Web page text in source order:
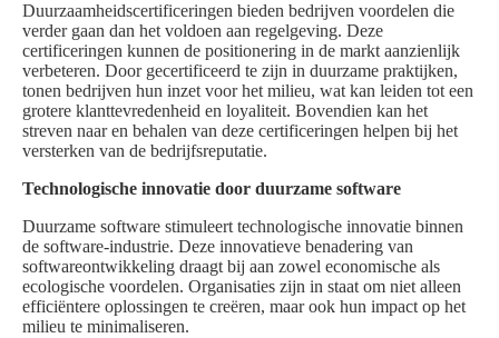
Duurzaamheidscertificeringen bieden bedrijven voordelen die
verder gaan dan het voldoen aan regelgeving. Deze
certificeringen kunnen de positionering in de markt aanzienlijk
verbeteren. Door gecertificeerd te zijn in duurzame praktijken,
tonen bedrijven hun inzet voor het milieu, wat kan leiden tot een
grotere klanttevredenheid en loyaliteit. Bovendien kan het
streven naar en behalen van deze certificeringen helpen bij het
versterken van de bedrijfsreputatie.
Technologische innovatie door duurzame software
Duurzame software stimuleert technologische innovatie binnen
de software-industrie. Deze innovatieve benadering van
softwareontwikkeling draagt bij aan zowel economische als
ecologische voordelen. Organisaties zijn in staat om niet alleen
efficiëntere oplossingen te creëren, maar ook hun impact op het
milieu te minimaliseren.